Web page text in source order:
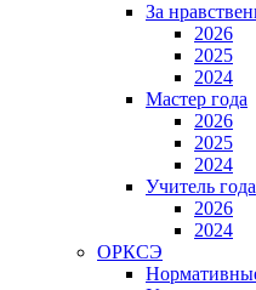
За
2026
2025
2024
Мастер года
2026
2025
2024
Учитель года
2026
2024
ОРКСЭ